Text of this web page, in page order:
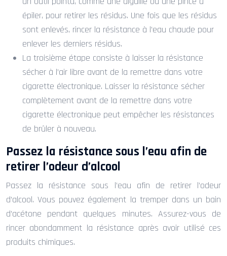
épiler, pour retirer les résidus. Une fois que les résidus
sont enlevés, rincer la résistance à l’eau chaude pour
enlever les derniers résidus.
La troisième étape consiste à laisser la résistance
sécher à l’air libre avant de la remettre dans votre
cigarette électronique. Laisser la résistance sécher
complètement avant de la remettre dans votre
cigarette électronique peut empêcher les résistances
de brûler à nouveau.
Passez la résistance sous l’eau afin de
retirer l’odeur d’alcool
Passez la résistance sous l’eau afin de retirer l’odeur
d’alcool. Vous pouvez également la tremper dans un bain
d’acétone pendant quelques minutes. Assurez-vous de
rincer abondamment la résistance après avoir utilisé ces
produits chimiques.